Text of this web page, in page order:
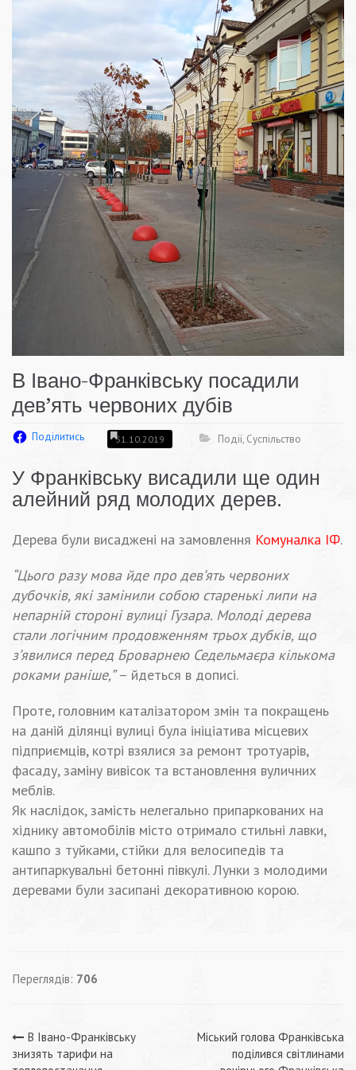
В Івано-Франківську посадили
дев’ять червоних дубів
Поділитись 31.10.2019 Події, Суспільство
У Франківську висадили ще один
алейний ряд молодих дерев.
Дерева були висаджені на замовлення Комуналка ІФ.
“Цього разу мова йде про дев’ять червоних
дубочків, які замінили собою старенькі липи на
непарній стороні вулиці Гузара. Молоді дерева
стали логічним продовженням трьох дубків, що
з’явилися перед Броварнею Седельмаєра кількома
роками раніше,”– йдеться в дописі.
Проте, головним каталізатором змін та покращень
на даній ділянці вулиці була ініціатива місцевих
підприємців, котрі взялися за ремонт тротуарів,
фасаду, заміну вивісок та встановлення вуличних
меблів.
Як наслідок, замість нелегально припаркованих на
хіднику автомобілів місто отримало стильні лавки,
кашпо з туйками, стійки для велосипедів та
антипаркувальні бетонні півкулі. Лунки з молодими
деревами були засипані декоративною корою.
Переглядів: 706
Навігація
В Івано-Франківську
знизять тарифи на
Міський голова Франківська
поділився світлинами